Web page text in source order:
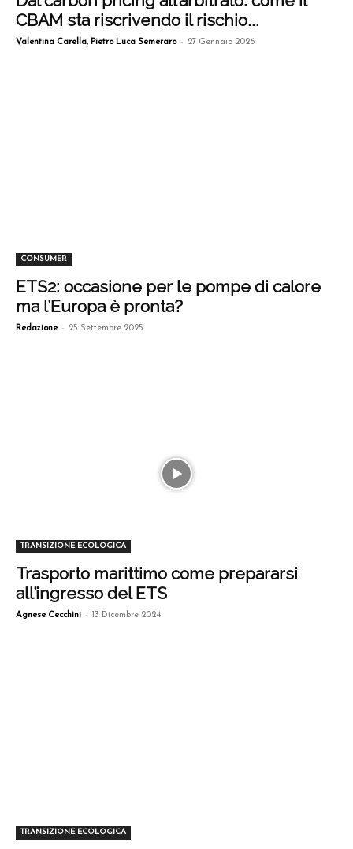
CBAM sta riscrivendo il rischio...
Valentina Carella, Pietro Luca Semeraro - 27 Gennaio 2026
CONSUMER
ETS2: occasione per le pompe di calore
ma l’Europa è pronta?
Redazione - 25 Settembre 2025
TRANSIZIONE ECOLOGICA
Trasporto marittimo come prepararsi
all’ingresso del ETS
Agnese Cecchini - 13 Dicembre 2024
TRANSIZIONE ECOLOGICA